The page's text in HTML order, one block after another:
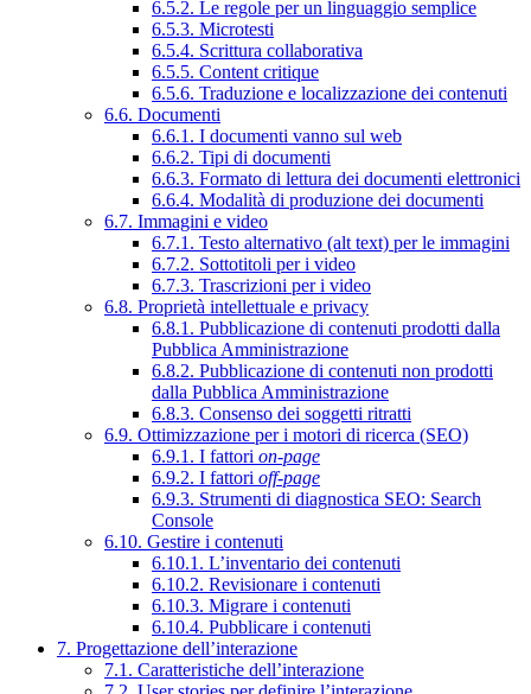
6.5.2. Le regole per un linguaggio semplice
6.5.3. Microtesti
6.5.4. Scrittura collaborativa
6.5.5. Content critique
6.5.6. Traduzione e localizzazione dei contenuti
6.6. Documenti
6.6.1. I documenti vanno sul web
6.6.2. Tipi di documenti
6.6.3. Formato di lettura dei documenti elettronici
6.6.4. Modalità di produzione dei documenti
6.7. Immagini e video
6.7.1. Testo alternativo (alt text) per le immagini
6.7.2. Sottotitoli per i video
6.7.3. Trascrizioni per i video
6.8. Proprietà intellettuale e privacy
6.8.1. Pubblicazione di contenuti prodotti dalla
Pubblica Amministrazione
6.8.2. Pubblicazione di contenuti non prodotti
dalla Pubblica Amministrazione
6.8.3. Consenso dei soggetti ritratti
6.9. Ottimizzazione per i motori di ricerca (SEO)
6.9.1. I fattori on-page
6.9.2. I fattori off-page
6.9.3. Strumenti di diagnostica SEO: Search
Console
6.10. Gestire i contenuti
6.10.1. L’inventario dei contenuti
6.10.2. Revisionare i contenuti
6.10.3. Migrare i contenuti
6.10.4. Pubblicare i contenuti
7. Progettazione dell’interazione
7.1. Caratteristiche dell’interazione